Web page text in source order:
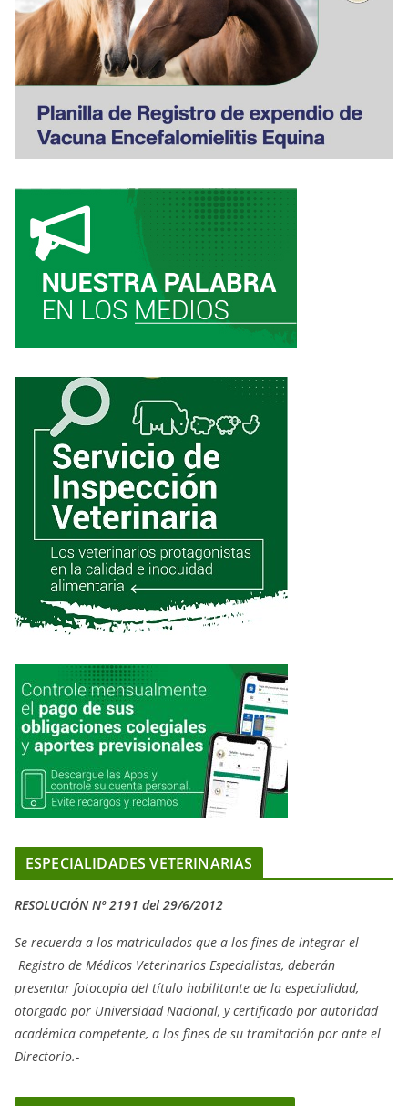
ESPECIALIDADES VETERINARIAS
RESOLUCIÓN Nº 2191 del 29/6/2012
Se recuerda a los matriculados que a los fines de integrar el
Registro de Médicos Veterinarios Especialistas, deberán
presentar fotocopia del título habilitante de la especialidad,
otorgado por Universidad Nacional, ycertificado por autoridad
académica competente, a los fines de su tramitación por ante el
Directorio.-